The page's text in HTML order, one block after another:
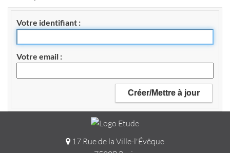
Votre identifiant
Votre email
17 Rue de la Ville-l'Évêque